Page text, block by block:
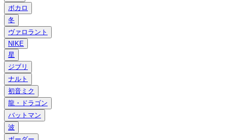
ボカロ
冬
ヴァロラント
NIKE
星
ジブリ
ナルト
初音ミク
龍・ドラゴン
バットマン
波